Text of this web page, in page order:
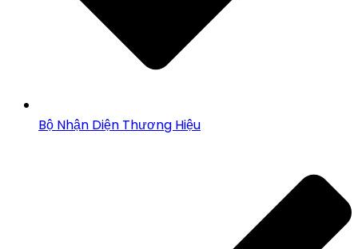
Bộ Nhận Diện Thương Hiệu